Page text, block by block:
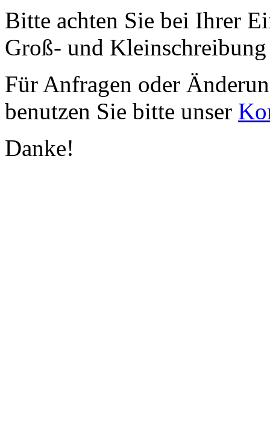
Bitte achten Sie bei Ihrer
Groß- und
Für Anfragen oder
benutzen Sie bitte unser
Danke!